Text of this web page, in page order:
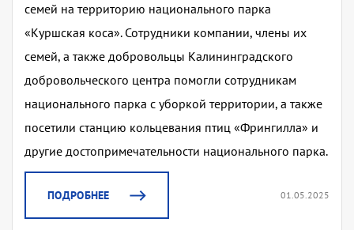
семей на территорию национального парка
«Куршская коса». Сотрудники компании, члены их
семей, а также добровольцы Калининградского
добровольческого центра помогли сотрудникам
национального парка с уборкой территории, а также
посетили станцию кольцевания птиц «Фрингилла» и
другие достопримечательности национального парка.
ПОДРОБНЕЕ 01.05.2025